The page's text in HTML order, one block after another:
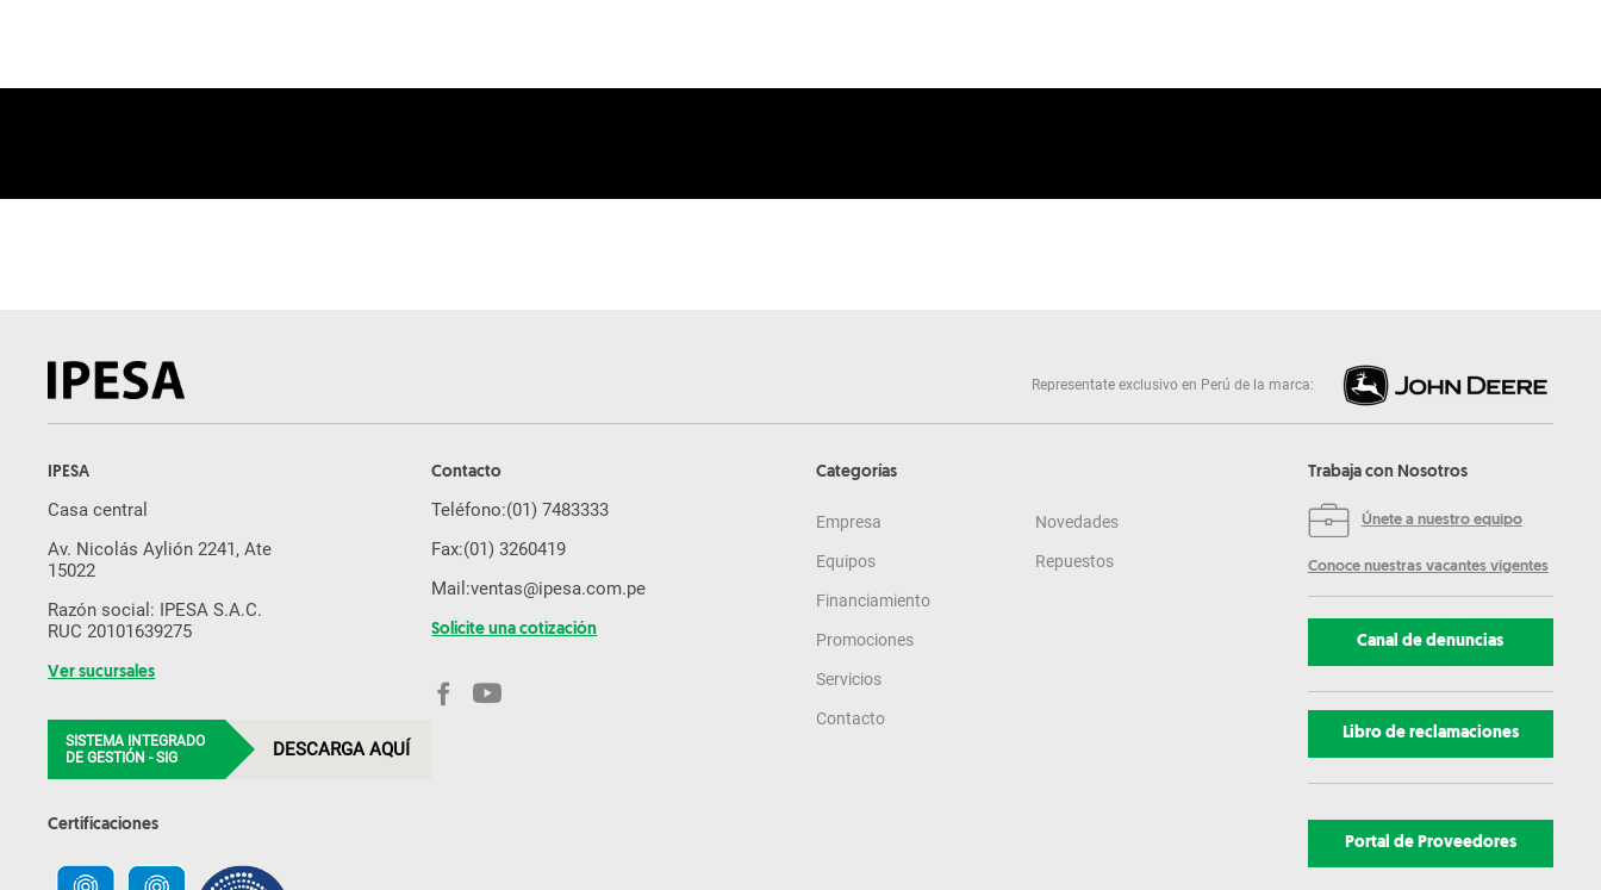
Representate exclusivo en Perú de la marca:
IPESA
Casa central
Av. Nicolás Aylión 2241, Ate
15022
Razón social: IPESA S.A.C.
RUC 20101639275
Ver sucursales
SISTEMA INTEGRADO
DE GESTIÓN - SIG
DESCARGA AQUÍ
Certificaciones
Contacto
Teléfono:(01) 7483333
Fax:(01) 3260419
Mail:ventas@ipesa.com.pe
Solicite una cotización
Categorías
Empresa
Equipos
Financiamiento
Promociones
Servicios
Contacto
Novedades
Repuestos
Trabaja con Nosotros
Únete a nuestro equipo
Conoce nuestras vacantes vigentes
Canal de denuncias
Libro de reclamaciones
Portal de Proveedores